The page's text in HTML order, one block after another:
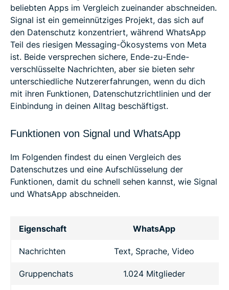
beliebten Apps im Vergleich zueinander abschneiden.
Signal ist ein gemeinnütziges Projekt, das sich auf
den Datenschutz konzentriert, während WhatsApp
Teil des riesigen Messaging-Ökosystems von Meta
ist. Beide versprechen sichere, Ende-zu-Ende-
verschlüsselte Nachrichten, aber sie bieten sehr
unterschiedliche Nutzererfahrungen, wenn du dich
mit ihren Funktionen, Datenschutzrichtlinien und der
Einbindung in deinen Alltag beschäftigst.
Funktionen von Signal und WhatsApp
Im Folgenden findest du einen Vergleich des
Datenschutzes und eine Aufschlüsselung der
Funktionen, damit du schnell sehen kannst, wie Signal
und WhatsApp abschneiden.
Eigenschaft WhatsApp
Nachrichten Text, Sprache, Video
Gruppenchats 1.024 Mitglieder